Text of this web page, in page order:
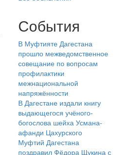
События
В Муфтияте Дагестана
прошло межведомственное
совещание по вопросам
профилактики
межнациональной
напряжённости
В Дагестане издали книгу
выдающегося учёного-
богослова шейха Усмана-
афанди Цахурского
Муфтий Дагестана
поздравил Фёдора Щукина с